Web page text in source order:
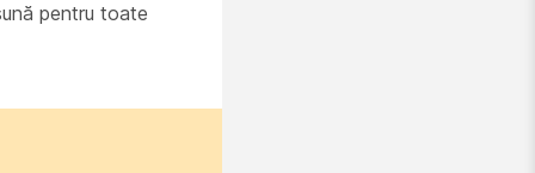
pentru toate